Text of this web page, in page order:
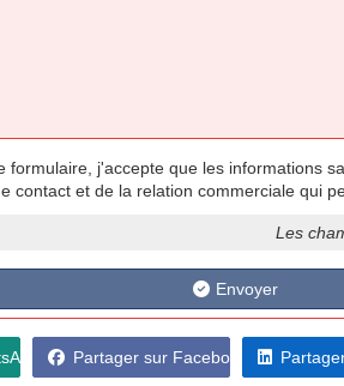
formulaire, j'accepte que les informations
contact et de la relation commerciale qui
Les
Envoyer
Partager sur Facebook